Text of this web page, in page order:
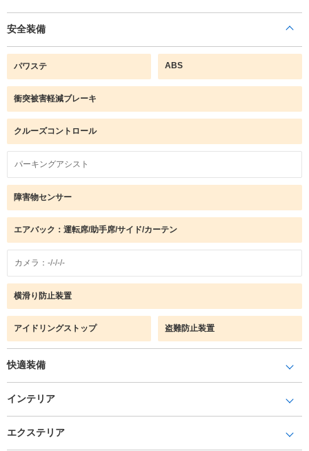
安全装備
パワステ ABS
衝突被害軽減ブレーキ
クルーズコントロール
パーキングアシスト
障害物センサー
エアバック：運転席/助手席/サイド/カーテン
カメラ：-/-/-/-
横滑り防止装置
アイドリングストップ 盗難防止装置
快適装備
インテリア
エクステリア